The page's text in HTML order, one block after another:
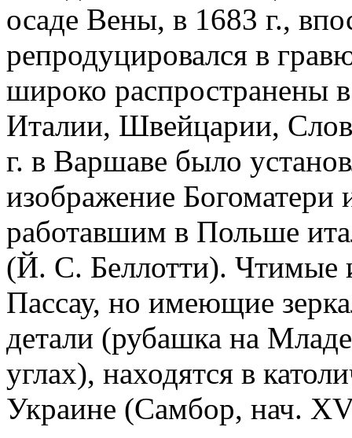
осаде Вены, в 1683 г.,
репродуцировался в
широко
Италии, Швейцарии,
г. в Варшаве было
изображение Богоматери
работавшим в Польше
(Й. С. Беллотти). Чтимые
Пассау, но имеющие
детали (рубашка на
углах), находятся в
Украине (Самбор, нач.